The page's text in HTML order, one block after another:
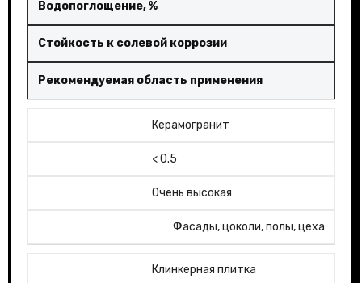
Водопоглощение, %
Стойкость к солевой коррозии
Рекомендуемая область применения
Керамогранит
< 0.5
Очень высокая
Фасады, цоколи, полы, цеха
Клинкерная плитка